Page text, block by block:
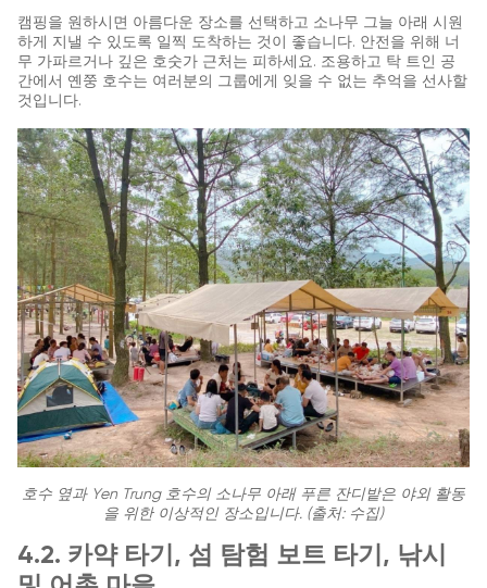
캠핑을 원하시면 아름다운 장소를 선택하고 소나무 그늘 아래 시원
하게 지낼 수 있도록 일찍 도착하는 것이 좋습니다. 안전을 위해 너
무 가파르거나 깊은 호숫가 근처는 피하세요. 조용하고 탁 트인 공
간에서 옌쭝 호수는 여러분의 그룹에게 잊을 수 없는 추억을 선사할
것입니다.
호수 옆과 Yen Trung 호수의 소나무 아래 푸른 잔디밭은 야외 활동
을 위한 이상적인 장소입니다. (출처: 수집)
4.2. 카약 타기, 섬 탐험 보트 타기, 낚시